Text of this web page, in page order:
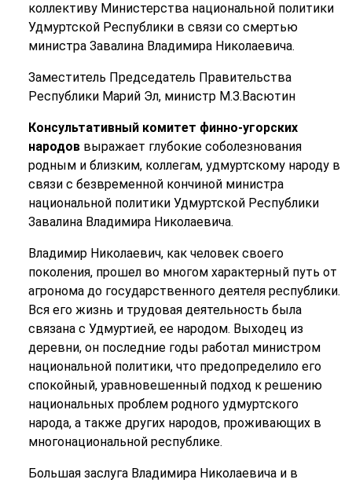
коллективу Министерства национальной политики
Удмуртской Республики в связи со смертью
министра Завалина Владимира Николаевича.
Заместитель Председатель Правительства
Республики Марий Эл, министр М.З.Васютин
Консультативный комитет финно-угорских
народов выражает глубокие соболезнования
родным и близким, коллегам, удмуртскому народу в
связи с безвременной кончиной министра
национальной политики Удмуртской Республики
Завалина Владимира Николаевича.
Владимир Николаевич, как человек своего
поколения, прошел во многом характерный путь от
агронома до государственного деятеля республики.
Вся его жизнь и трудовая деятельность была
связана с Удмуртией, ее народом. Выходец из
деревни, он последние годы работал министром
национальной политики, что предопределило его
спокойный, уравновешенный подход к решению
национальных проблем родного удмуртского
народа, а также других народов, проживающих в
многонациональной республике.
Большая заслуга Владимира Николаевича и в